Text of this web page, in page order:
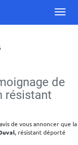
de
résistant
de vous annoncer que la
, résistant déporté